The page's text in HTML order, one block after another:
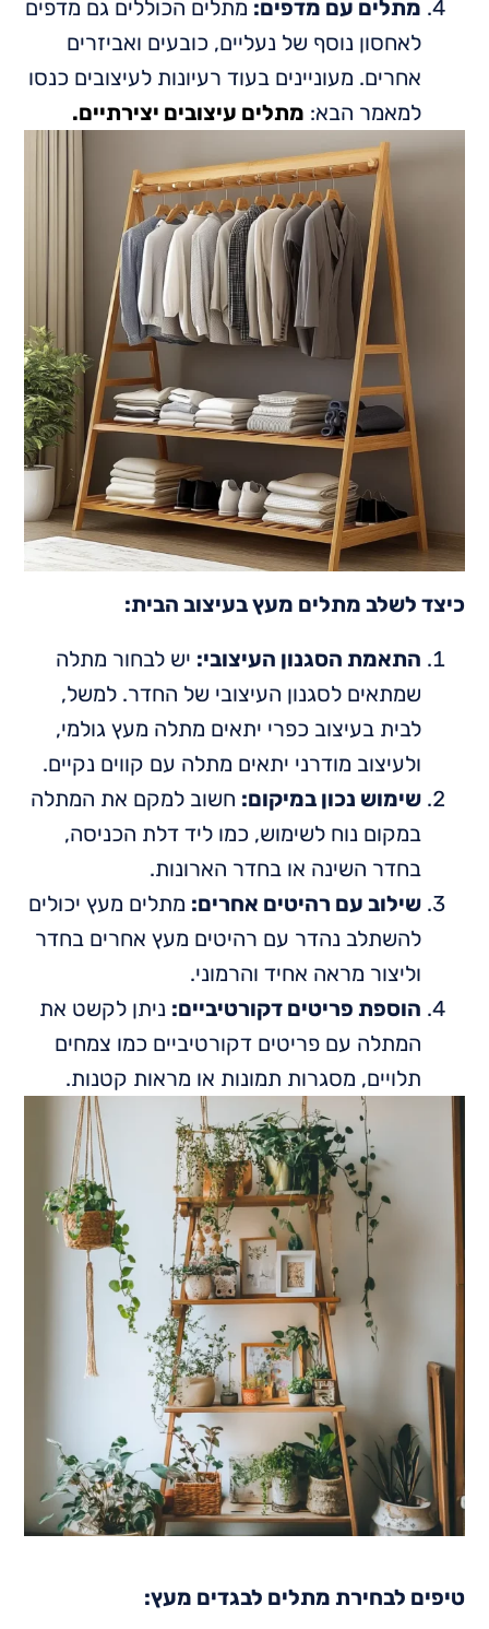
מתלים עם מדפים: מתלים הכוללים גם מדפים
לאחסון נוסף של נעליים, כובעים ואביזרים
אחרים. מעוניינים בעוד רעיונות לעיצובים כנסו
למאמר הבא: מתלים עיצובים יצירתיים.
כיצד לשלב מתלים מעץ בעיצוב הבית:
התאמת הסגנון העיצובי: יש לבחור מתלה
שמתאים לסגנון העיצובי של החדר. למשל,
לבית בעיצוב כפרי יתאים מתלה מעץ גולמי,
ולעיצוב מודרני יתאים מתלה עם קווים נקיים.
שימוש נכון במיקום: חשוב למקם את המתלה
במקום נוח לשימוש, כמו ליד דלת הכניסה,
בחדר השינה או בחדר הארונות.
שילוב עם רהיטים אחרים: מתלים מעץ יכולים
להשתלב נהדר עם רהיטים מעץ אחרים בחדר
וליצור מראה אחיד והרמוני.
הוספת פריטים דקורטיביים: ניתן לקשט את
המתלה עם פריטים דקורטיביים כמו צמחים
תלויים, מסגרות תמונות או מראות קטנות.
טיפים לבחירת מתלים לבגדים מעץ: